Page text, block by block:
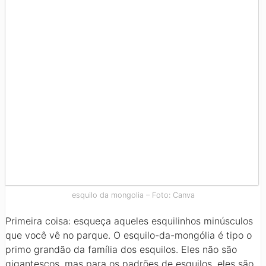
esquilo da mongolia – Foto: Canva
Primeira coisa: esqueça aqueles esquilinhos minúsculos
que você vê no parque. O esquilo-da-mongólia é tipo o
primo grandão da família dos esquilos. Eles não são
gigantescos, mas para os padrões de esquilos, eles são